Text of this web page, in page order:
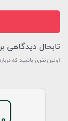
تابحال
اولین نفری باشید که